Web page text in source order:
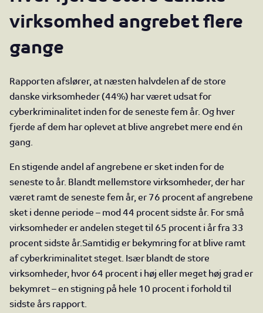
virksomhed angrebet flere
gange
Rapporten afslører, at næsten halvdelen af de store
danske virksomheder (44%) har været udsat for
cyberkriminalitet inden for de seneste fem år. Og hver
fjerde af dem har oplevet at blive angrebet mere end én
gang.
En stigende andel af angrebene er sket inden for de
seneste to år. Blandt mellemstore virksomheder, der har
været ramt de seneste fem år, er 76 procent af angrebene
sket i denne periode – mod 44 procent sidste år. For små
virksomheder er andelen steget til 65 procent i år fra 33
procent sidste år.Samtidig er bekymring for at blive ramt
af cyberkriminalitet steget. Især blandt de store
virksomheder, hvor 64 procent i høj eller meget høj grad er
bekymret – en stigning på hele 10 procent i forhold til
sidste års rapport.